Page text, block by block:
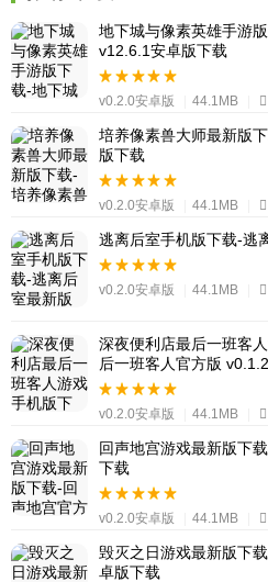
地下城与像素英雄手游
v12.6.1安卓版下载
v0.2.0安卓版 44.1MB
培养像素兽大师最新版
版下载
v0.2.0安卓版 44.1MB
逃离后室手机版下载-逃
v0.2.0安卓版 44.1MB
深夜便利店最后一班客
后一班客人官方版
v0.2.0安卓版 44.1MB
回声地宫游戏最新版下
下载
v0.2.0安卓版 44.1MB
毁灭之日游戏最新版下
卓版下载